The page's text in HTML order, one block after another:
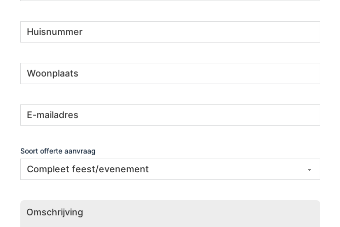
mailadres
Soort offerte aanvraag